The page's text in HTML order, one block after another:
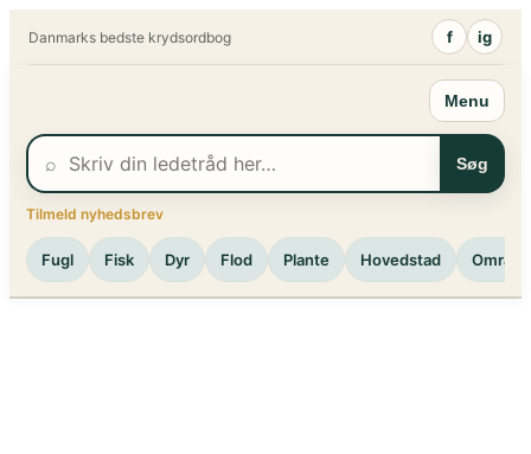
Danmarks bedste krydsordbog f ig
Menu
⌕ Søg
Tilmeld nyhedsbrev
Fugl Fisk Dyr Flod Plante Hovedstad Område